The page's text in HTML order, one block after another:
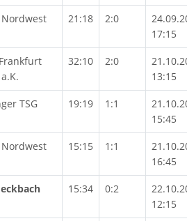
Nordwest 21:18 2:0
17:15
Frankfurt
32:10 2:0
13:15
TSG 19:19 1:1
15:45
Nordwest 15:15 1:1
16:45
15:34 0:2
12:15